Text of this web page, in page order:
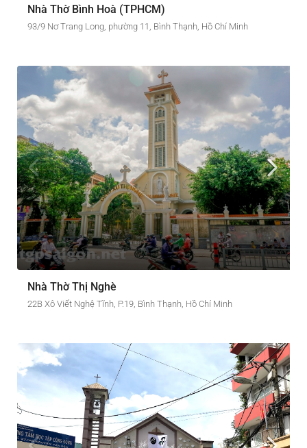
Nhà Thờ Bình Hoà (TPHCM)
93/9 Nơ Trang Long, phường 11, Bình Thạnh, Hồ Chí Minh
Nhà Thờ Thị Nghè
22B Xô Viết Nghệ Tĩnh, P.19, Bình Thạnh, Hồ Chí Minh